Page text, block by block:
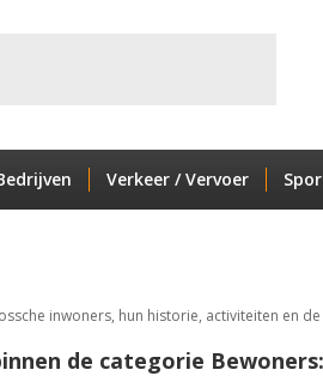
Verkeer / Vervoer
inwoners, hun historie, activiteiten en
de categorie Bewoners: